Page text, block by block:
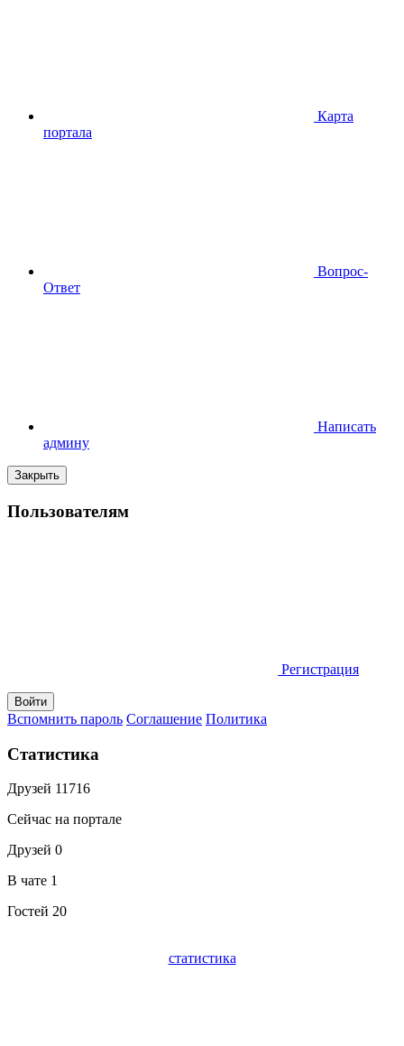
Карта
портала
Вопрос-
Ответ
Написать
админу
Закрыть
Пользователям
Регистрация
Вспомнить пароль Соглашение Политика
Статистика
Друзей 11716
Сейчас на портале
Друзей 0
В чате 1
Гостей 20
статистика